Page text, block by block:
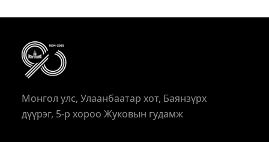
Монгол улс, Улаанбаатар хот, Баянзүрх
дүүрэг, 5-р хороо Жуковын гудамж